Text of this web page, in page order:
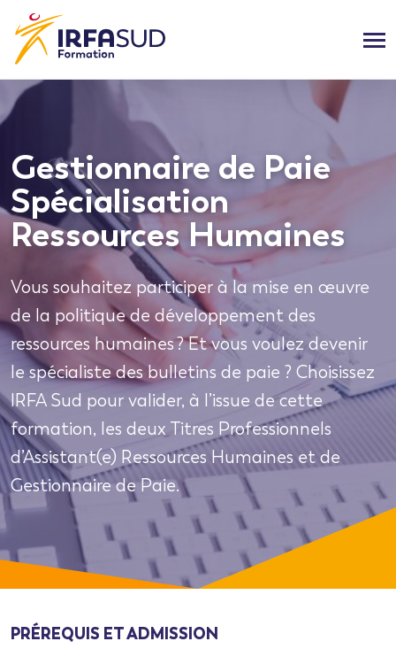
Gestionnaire de Paie
Spécialisation
Ressources Humaines
Vous souhaitez participer à la mise en œuvre
de la politique de développement des
ressources humaines ? Et vous voulez devenir
le spécialiste des bulletins de paie ? Choisissez
IRFA Sud pour valider, à l’issue de cette
formation, les deux Titres Professionnels
d’Assistant(e) Ressources Humaines et de
Gestionnaire de Paie.
PRÉREQUIS ET ADMISSION